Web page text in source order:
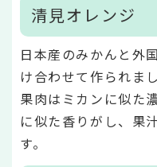
清見オレンジ
日本産のみかんと外
け合わせて作られま
果肉はミカンに似た
に似た香りがし、果
す。